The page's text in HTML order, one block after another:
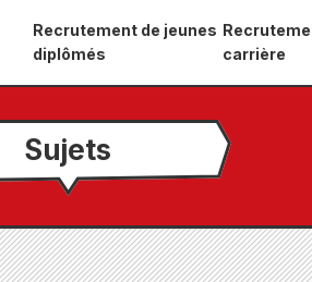
Recrutement de jeunes
diplômés
carrière
Sujets